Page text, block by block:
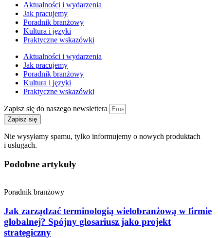
Aktualności i wydarzenia
Jak pracujemy
Poradnik branżowy
Kultura i języki
Praktyczne wskazówki
Aktualności i wydarzenia
Jak pracujemy
Poradnik branżowy
Kultura i języki
Praktyczne wskazówki
Zapisz się do naszego newslettera
Zapisz się
Nie wysyłamy spamu, tylko informujemy o nowych produktach
i usługach.
Podobne artykuły
Poradnik branżowy
Jak zarządzać terminologią wielobranżową w firmie
globalnej? Spójny glosariusz jako projekt
strategiczny